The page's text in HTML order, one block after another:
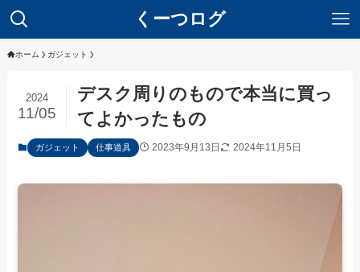
くーつログ
ホーム ガジェット
デスク周りのもので本当に買っ
てよかったもの
2024
11/05
ガジェット 仕事道具 2023年9月13日 2024年11月5日